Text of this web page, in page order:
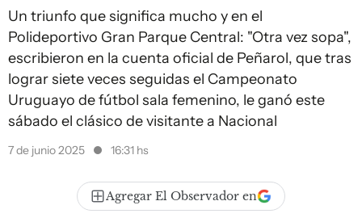
Un triunfo que significa mucho y en el
Polideportivo Gran Parque Central: "Otra vez sopa",
escribieron en la cuenta oficial de Peñarol, que tras
lograr siete veces seguidas el Campeonato
Uruguayo de fútbol sala femenino, le ganó este
sábado el clásico de visitante a Nacional
7 de junio 2025 16:31 hs
Agregar El Observador en